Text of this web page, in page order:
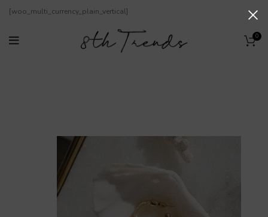
[woo_multi_currency_plain_vertical]
0